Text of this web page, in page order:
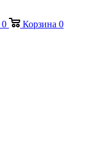
0 Корзина 0